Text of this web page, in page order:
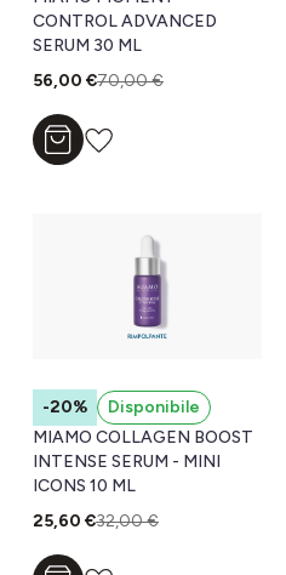
CONTROL ADVANCED
SERUM 30 ML
56,00 €70,00 €
Aggiungi al carrello
-20%
Disponibile
MIAMO COLLAGEN BOOST
INTENSE SERUM - MINI
ICONS 10 ML
25,60 €32,00 €